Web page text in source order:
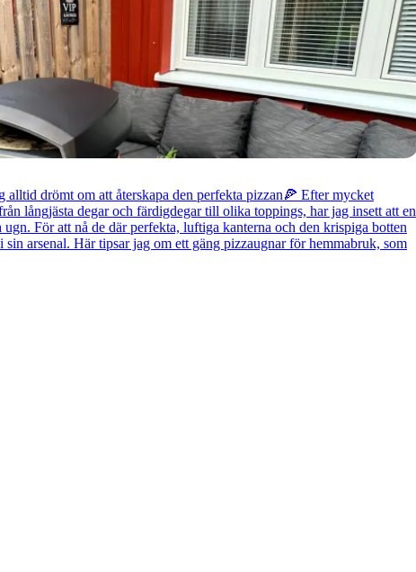
alltid drömt om att återskapa den perfekta pizzan🍕 Efter mycket
långjästa degar och färdigdegar till olika toppings, har jag insett att en
För att nå de där perfekta, luftiga kanterna och den krispiga botten
arsenal. Här tipsar jag om ett gäng pizzaugnar för hemmabruk, som